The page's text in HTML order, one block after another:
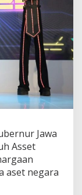
Jawa
Asset
aset negara